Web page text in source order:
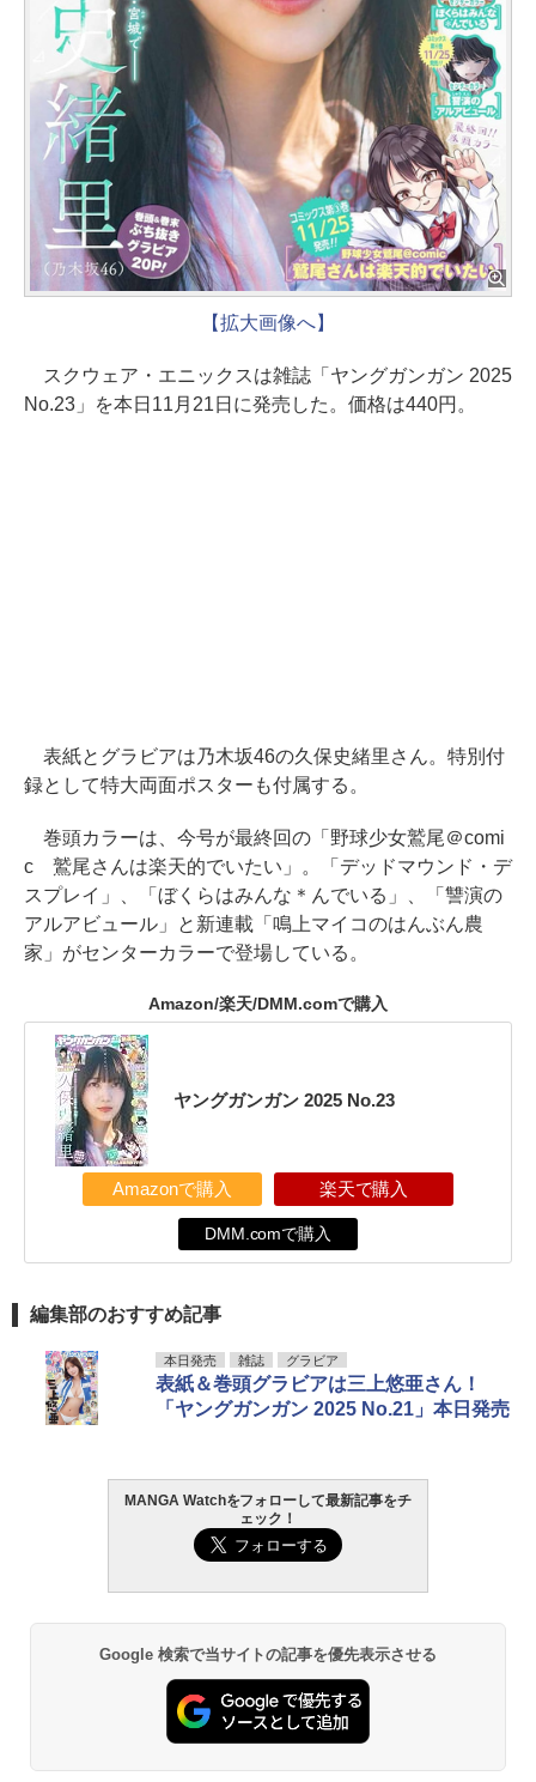
【拡大画像へ】
スクウェア・エニックスは雑誌「ヤングガンガン 2025
No.23」を本日11月21日に発売した。価格は440円。
表紙とグラビアは乃木坂46の久保史緒里さん。特別付
録として特大両面ポスターも付属する。
巻頭カラーは、今号が最終回の「野球少女鷲尾＠comi
c 鷲尾さんは楽天的でいたい」。「デッドマウンド・デ
スプレイ」、「ぼくらはみんな＊んでいる」、「讐演の
アルアビュール」と新連載「鳴上マイコのはんぶん農
家」がセンターカラーで登場している。
Amazon/楽天/DMM.comで購入
ヤングガンガン 2025 No.23
Amazonで購入 楽天で購入
DMM.comで購入
編集部のおすすめ記事
本日発売 雑誌 グラビア
表紙＆巻頭グラビアは三上悠亜さん！
「ヤングガンガン 2025 No.21」本日発売
MANGA Watchをフォローして最新記事をチ
ェック！
Google 検索で当サイトの記事を優先表示させる